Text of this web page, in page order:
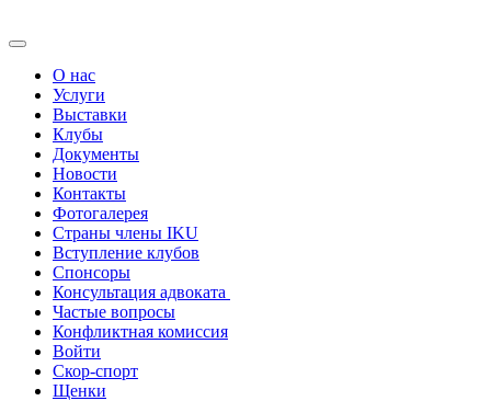
О нас
Услуги
Выставки
Клубы
Документы
Новости
Контакты
Фотогалерея
Страны члены IKU
Вступление клубов​
Спонсоры
Консультация адвоката ​
Частые вопросы
Конфликтная комиссия
Войти
Скор-спорт
Щенки